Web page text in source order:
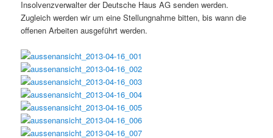
Insolvenzverwalter der Deutsche Haus AG senden werden.
Zugleich werden wir um eine Stellungnahme bitten, bis wann die
offenen Arbeiten ausgeführt werden.